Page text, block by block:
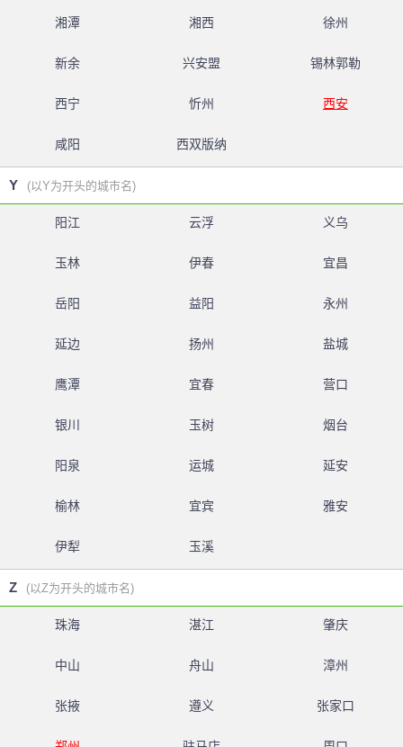
湘潭 湘西 徐州
新余 兴安盟 锡林郭勒
西宁 忻州 西安
咸阳 西双版纳
Y (以Y为开头的城市名)
阳江 云浮 义乌
玉林 伊春 宜昌
岳阳 益阳 永州
延边 扬州 盐城
鹰潭 宜春 营口
银川 玉树 烟台
阳泉 运城 延安
榆林 宜宾 雅安
伊犁 玉溪
Z (以Z为开头的城市名)
珠海 湛江 肇庆
中山 舟山 漳州
张掖 遵义 张家口